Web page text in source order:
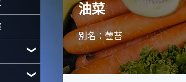
油菜
別名：蕓苔